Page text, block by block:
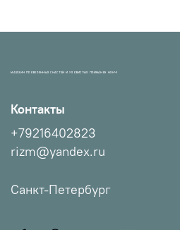
МАГАЗИН ПРОВЕРЕННЫХ СНАСТЕЙ И УЛОВИСТЫХ ПРИМАНОК НХНЧ!
Контакты
+79216402823
rizm@yandex.ru
Санкт-Петербург